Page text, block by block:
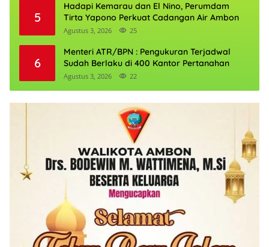
5
Hadapi Kemarau dan El Nino, Perumdam
Tirta Yapono Perkuat Cadangan Air Ambon
Agustus 3, 2026 25
6
Menteri ATR/BPN : Pengukuran Terjadwal
Sudah Berlaku di 400 Kantor Pertanahan
Agustus 3, 2026 22